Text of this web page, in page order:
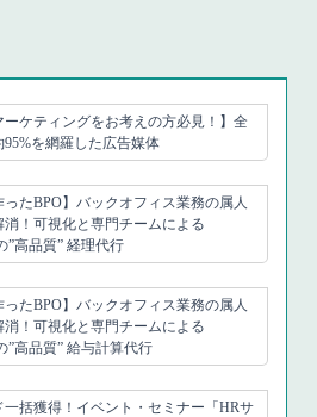
ーケティングをお考えの方必見！】全
95%を網羅した広告媒体
ったBPO】バックオフィス業務の属人
消！可視化と専門チームによる
”高品質” 経理代行
ったBPO】バックオフィス業務の属人
消！可視化と専門チームによる
”高品質” 給与計算代行
一括獲得！イベント・セミナー「HRサ